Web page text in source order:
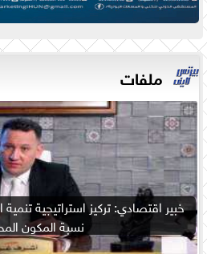
ملفات
خبير اقتصادي: تركيز استراتيجية
نسبة المكون